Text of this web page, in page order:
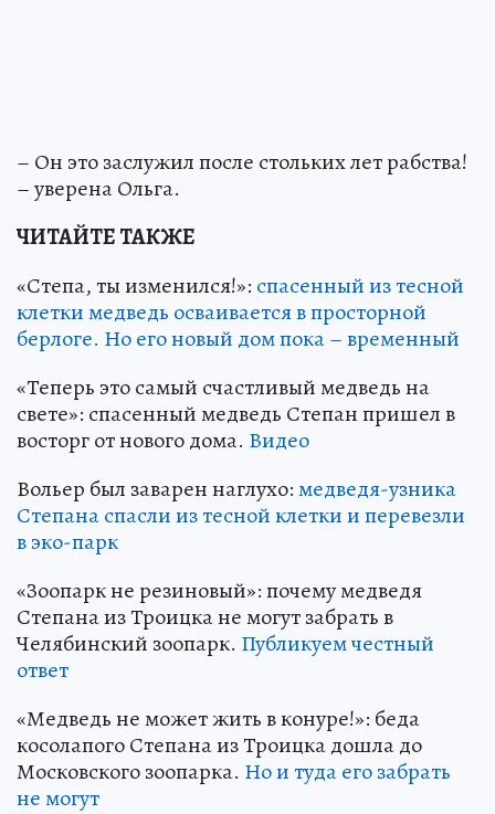
– Он это заслужил после стольких лет рабства!
– уверена Ольга.
ЧИТАЙТЕ ТАКЖЕ
«Степа, ты изменился!»: спасенный из тесной
клетки медведь осваивается в просторной
берлоге. Но его новый дом пока – временный
«Теперь это самый счастливый медведь на
свете»: спасенный медведь Степан пришел в
восторг от нового дома. Видео
Вольер был заварен наглухо:медведя-узника
Степана спасли из тесной клетки и перевезли
в эко-парк
«Зоопарк не резиновый»: почему медведя
Степана из Троицка не могут забрать в
Челябинский зоопарк. Публикуем честный
ответ
«Медведь не может жить в конуре!»: беда
косолапого Степана из Троицка дошла до
Московского зоопарка. Но и туда его забрать
не могут